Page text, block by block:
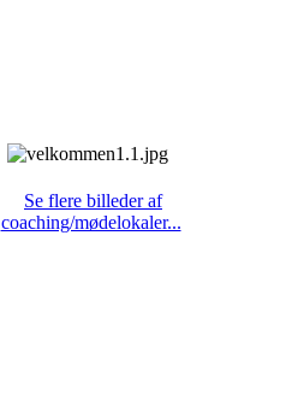
Se flere billeder af
coaching/mødelokaler...